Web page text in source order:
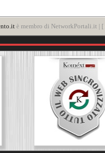
è membro di NetworkPortali.it | [